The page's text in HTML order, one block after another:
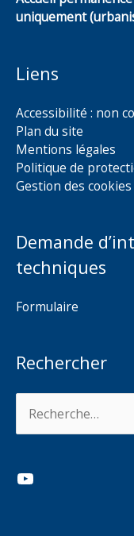
uniquement
Liens
Accessibilité : non
Plan du site
Mentions légales
Politique de
Gestion des cookies
Demande
techniques
Formulaire
Rechercher
YouTube